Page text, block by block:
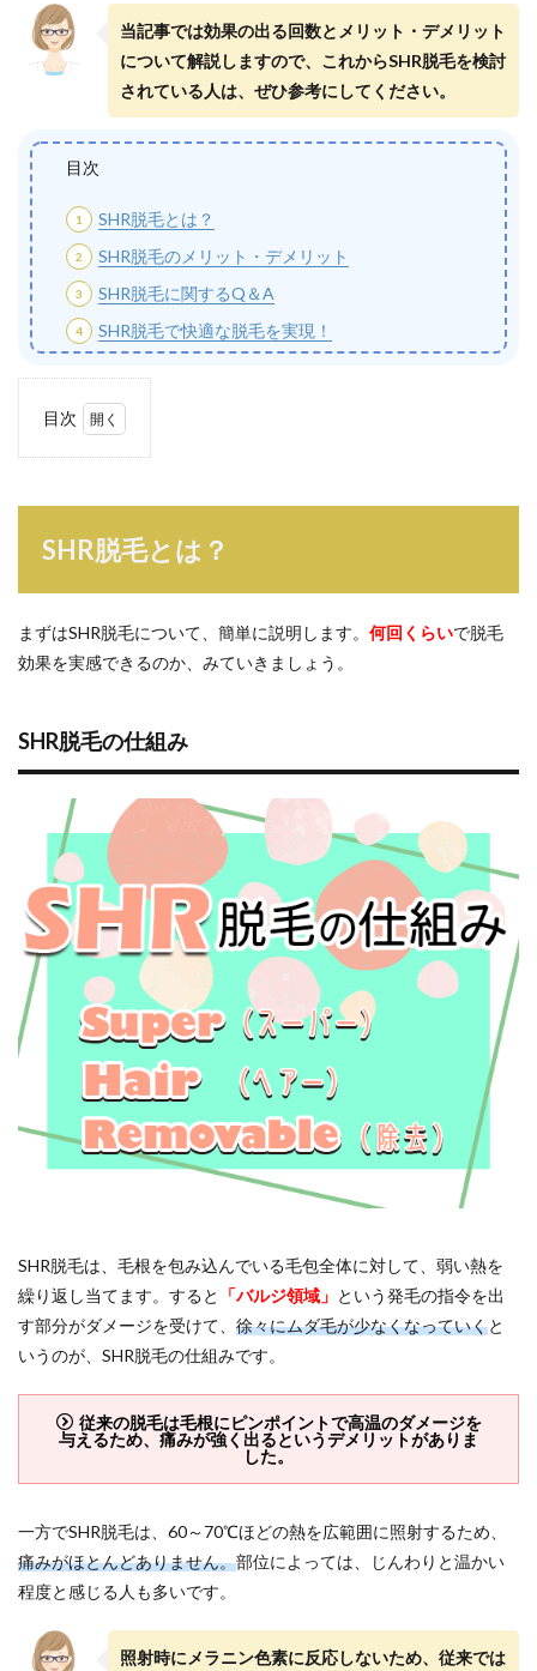
当記事では効果の出る回数とメリット・デメリット
について解説しますので、これからSHR脱毛を検討
されている人は、ぜひ参考にしてください。
目次
SHR脱毛とは？
SHR脱毛のメリット・デメリット
SHR脱毛に関するQ＆A
SHR脱毛で快適な脱毛を実現！
目次
は？
SHR脱
仕組
み
毛の
効果
1.3
SHR脱
毛の
回数
目安
2
SHR
2.1
SHR脱
2.2
SHR脱
毛の
リッ
2.3
他の
方式
違い
3
SHR
に関
する
SHR脱毛とは？
まずはSHR脱毛について、簡単に説明します。 何回くらいで脱毛
効果を実感できるのか、みていきましょう。
SHR脱毛の仕組み
SHR脱毛は、毛根を包み込んでいる毛包全体に対して、弱い熱を
繰り返し当てます。すると
「バルジ領域」 という発毛の指令を出
す部分がダメージを受けて、 徐々にムダ毛が少なくなっていくと
いうのが、SHR脱毛の仕組みです。
従来の脱毛は毛根にピンポイントで高温のダメージを
与えるため、痛みが強く出るというデメリットがありま
した。
一方でSHR脱毛は、60～70℃ほどの熱を広範囲に照射するため、
痛みがほとんどありません。部位によっては、じんわりと温かい
程度と感じる人も多いです。
照射時にメラニン色素に反応しないため、従来では